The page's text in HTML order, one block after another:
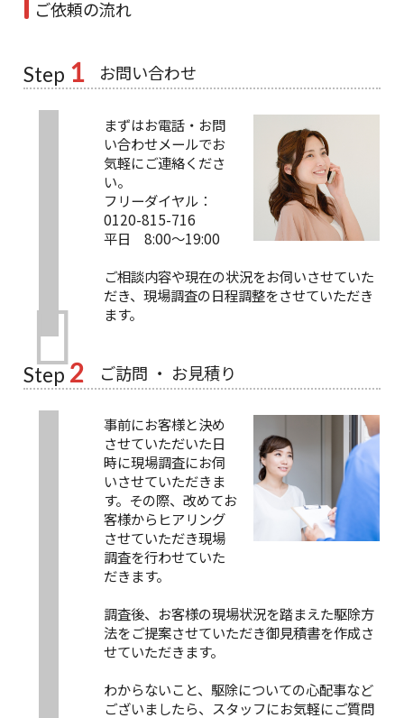
ご依頼の流れ
Step 1 お問い合わせ
まずはお電話・お問
い合わせメールでお
気軽にご連絡くださ
い。
フリーダイヤル：
0120-815-716
平日 8:00～19:00
ご相談内容や現在の状況をお伺いさせていた
だき、現場調査の日程調整をさせていただき
ます。
Step 2 ご訪問 ・ お見積り
事前にお客様と決め
させていただいた日
時に現場調査にお伺
いさせていただきま
す。その際、改めてお
客様からヒアリング
させていただき現場
調査を行わせていた
だきます。
調査後、お客様の現場状況を踏まえた駆除方
法をご提案させていただき御見積書を作成さ
せていただきます。
わからないこと、駆除についての心配事など
ございましたら、スタッフにお気軽にご質問